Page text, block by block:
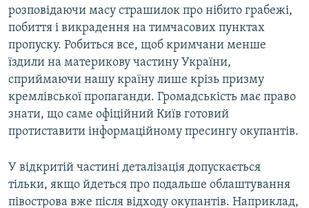
розповідаючи масу страшилок про нібито грабежі,
побиття і викрадення на тимчасових пунктах
пропуску. Робиться все, щоб кримчани менше
їздили на материкову частину України,
сприймаючи нашу країну лише крізь призму
кремлівської пропаганди. Громадськість має право
знати, що саме офіційний Київ готовий
протиставити інформаційному пресингу окупантів.
У відкритій частині деталізація допускається
тільки, якщо йдеться про подальше облаштування
півострова вже після відходу окупантів. Наприклад,